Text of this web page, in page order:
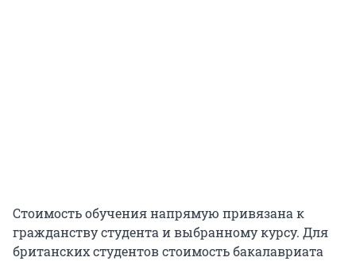
Стоимость обучения напрямую привязана к
гражданству студента и выбранному курсу. Для
британских студентов стоимость бакалавриата